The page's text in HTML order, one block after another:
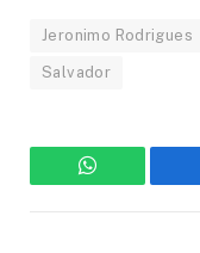
Jeronimo Rodrigues
Salvador
WhatsApp